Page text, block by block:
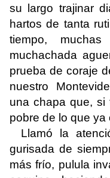
su largo trajinar
hartos de tanta
tiempo,
muchachada
prueba de coraje
nuestro
una chapa que, si
pobre de lo que ya
Llamó la
gurisada de
más frío, pulula